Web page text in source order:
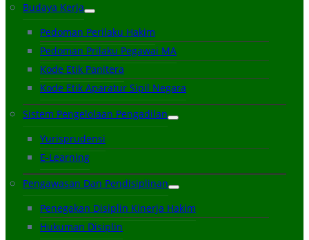
Budaya Kerja
Pedoman Perilaku Hakim
Pedoman Prilaku Pegawai MA
Kode Etik Panitera
Kode Etik Aparatur Sipil Negara
Sistem Pengelolaan Pengadilan
Yurisprudensi
E-Learning
Pengawasan Dan Pendisiplinan
Penegakan Disiplin Kinerja Hakim
Hukuman Disiplin